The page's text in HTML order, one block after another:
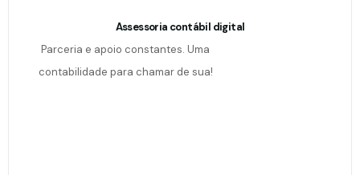
Assessoria contábil digital
Parceria e apoio constantes. Uma
contabilidade para chamar de sua!